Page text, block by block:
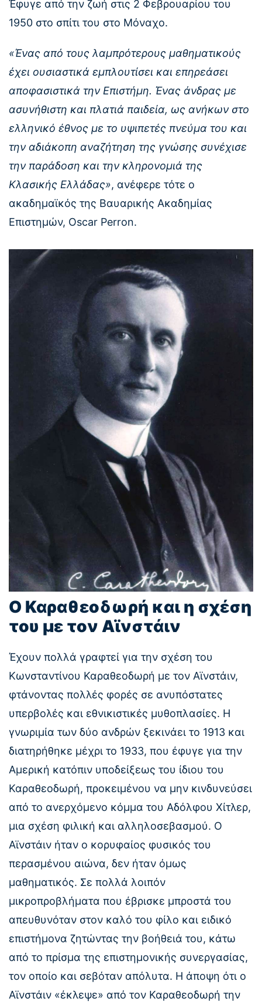
Έφυγε από την ζωή στις 2 Φεβρουαρίου του
1950 στο σπίτι του στο Μόναχο.
«Ένας από τους λαμπρότερους μαθηματικούς
έχει ουσιαστικά εμπλουτίσει και επηρεάσει
αποφασιστικά την Eπιστήμη. Ένας άνδρας με
ασυνήθιστη και πλατιά παιδεία, ως ανήκων στο
ελληνικό έθνος με το υψιπετές πνεύμα του και
την αδιάκοπη αναζήτηση της γνώσης συνέχισε
την παράδοση και την κληρονομιά της
Κλασικής Ελλάδας», ανέφερε τότε ο
ακαδημαϊκός της Βαυαρικής Ακαδημίας
Επιστημών, Oscar Perron.
Ο Καραθεοδωρή και η σχέση
του με τον Αϊνστάιν
Έχουν πολλά γραφτεί για την σχέση του
Κωνσταντίνου Καραθεοδωρή με τον Αϊνστάιν,
φτάνοντας πολλές φορές σε ανυπόστατες
υπερβολές και εθνικιστικές μυθοπλασίες. Η
γνωριμία των δύο ανδρών ξεκινάει το 1913 και
διατηρήθηκε μέχρι το 1933, που έφυγε για την
Αμερική κατόπιν υποδείξεως του ίδιου του
Καραθεοδωρή, προκειμένου να μην κινδυνεύσει
από το ανερχόμενο κόμμα του Αδόλφου Χίτλερ,
μια σχέση φιλική και αλληλοσεβασμού. Ο
Αϊνστάιν ήταν ο κορυφαίος φυσικός του
περασμένου αιώνα, δεν ήταν όμως
μαθηματικός. Σε πολλά λοιπόν
μικροπροβλήματα που έβρισκε μπροστά του
απευθυνόταν στον καλό του φίλο και ειδικό
επιστήμονα ζητώντας την βοήθειά του, κάτω
από το πρίσμα της επιστημονικής συνεργασίας,
τον οποίο και σεβόταν απόλυτα. Η άποψη ότι ο
Αϊνστάιν «έκλεψε» από τον Καραθεοδωρή την